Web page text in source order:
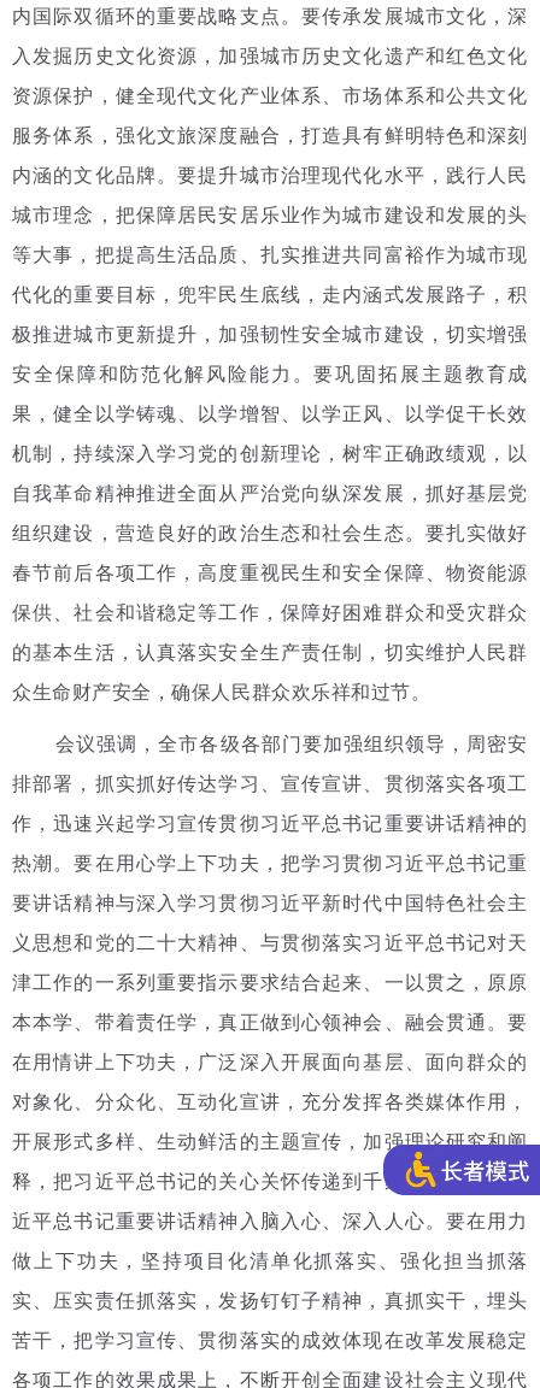
内国际双循环的重要战略支点。要传承发展城市文化，深
入发掘历史文化资源，加强城市历史文化遗产和红色文化
资源保护，健全现代文化产业体系、市场体系和公共文化
服务体系，强化文旅深度融合，打造具有鲜明特色和深刻
内涵的文化品牌。要提升城市治理现代化水平，践行人民
城市理念，把保障居民安居乐业作为城市建设和发展的头
等大事，把提高生活品质、扎实推进共同富裕作为城市现
代化的重要目标，兜牢民生底线，走内涵式发展路子，积
极推进城市更新提升，加强韧性安全城市建设，切实增强
安全保障和防范化解风险能力。要巩固拓展主题教育成
果，健全以学铸魂、以学增智、以学正风、以学促干长效
机制，持续深入学习党的创新理论，树牢正确政绩观，以
自我革命精神推进全面从严治党向纵深发展，抓好基层党
组织建设，营造良好的政治生态和社会生态。要扎实做好
春节前后各项工作，高度重视民生和安全保障、物资能源
保供、社会和谐稳定等工作，保障好困难群众和受灾群众
的基本生活，认真落实安全生产责任制，切实维护人民群
众生命财产安全，确保人民群众欢乐祥和过节。
会议强调，全市各级各部门要加强组织领导，周密安
排部署，抓实抓好传达学习、宣传宣讲、贯彻落实各项工
作，迅速兴起学习宣传贯彻习近平总书记重要讲话精神的
热潮。要在用心学上下功夫，把学习贯彻习近平总书记重
要讲话精神与深入学习贯彻习近平新时代中国特色社会主
义思想和党的二十大精神、与贯彻落实习近平总书记对天
津工作的一系列重要指示要求结合起来、一以贯之，原原
本本学、带着责任学，真正做到心领神会、融会贯通。要
在用情讲上下功夫，广泛深入开展面向基层、面向群众的
对象化、分众化、互动化宣讲，充分发挥各类媒体作用，
开展形式多样、生动鲜活的主题宣传，加强理论研究和阐
释，把习近平总书记的关心关怀传递到千家万户，推动习
近平总书记重要讲话精神入脑入心、深入人心。要在用力
做上下功夫，坚持项目化清单化抓落实、强化担当抓落
实、压实责任抓落实，发扬钉钉子精神，真抓实干，埋头
苦干，把学习宣传、贯彻落实的成效体现在改革发展稳定
各项工作的效果成果上，不断开创全面建设社会主义现代